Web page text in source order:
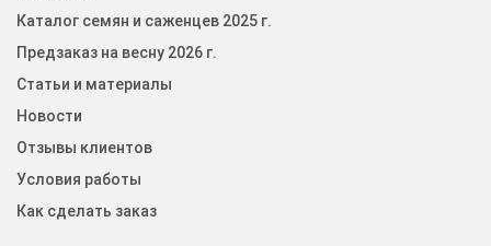
Каталог семян и саженцев 2025 г.
Предзаказ на весну 2026 г.
Статьи и материалы
Новости
Отзывы клиентов
Условия работы
Как сделать заказ